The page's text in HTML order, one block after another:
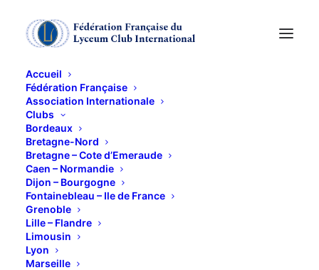
Accueil
Fédération Française
Association Internationale
Clubs
Bordeaux
Bretagne-Nord
Bretagne – Cote d’Emeraude
Caen – Normandie
Dijon – Bourgogne
Fontainebleau – Ile de France
Grenoble
Lille – Flandre
Limousin
Lyon
Marseille
GALETTE DES ROIS
ET VOEUX 2018